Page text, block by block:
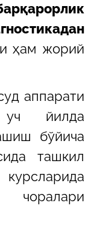
ҳам жорий
аппарати
уч йилда
бўйича
ташкил